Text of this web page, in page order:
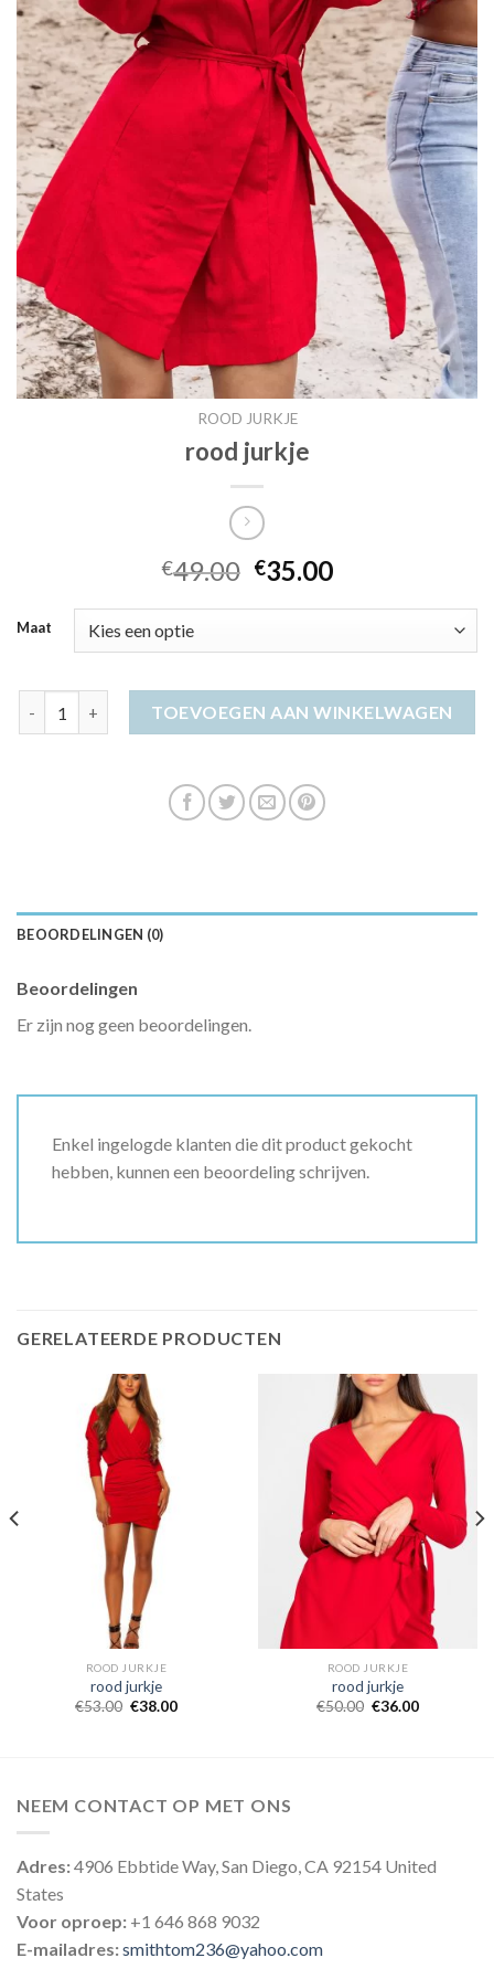
ROOD JURKJE
rood jurkje
€49.00 €35.00
Maat
TOEVOEGEN AAN WINKELWAGEN
BEOORDELINGEN (0)
Beoordelingen
Er zijn nog geen beoordelingen.
Enkel ingelogde klanten die dit product gekocht
hebben, kunnen een beoordeling schrijven.
GERELATEERDE PRODUCTEN
ROOD JURKJE
rood jurkje
€53.00 €38.00
ROOD JURKJE
rood jurkje
€50.00 €36.00
NEEM CONTACT OP MET ONS
Adres:4906 Ebbtide Way, San Diego, CA 92154 United
States
Voor oproep: +1 646 868 9032
E-mailadres:smithtom236@yahoo.com